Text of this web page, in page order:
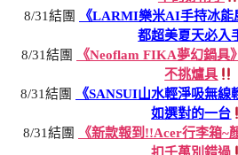
8/31結團
《LARMI樂米AI手持冰
都超美夏天必入
8/31結團
《Neoflam FIKA夢幻鍋具
不挑爐具
8/31結團
《SANSUI山水輕淨吸無
如選對的一台
8/31結團
《新款報到!!Acer行李箱~